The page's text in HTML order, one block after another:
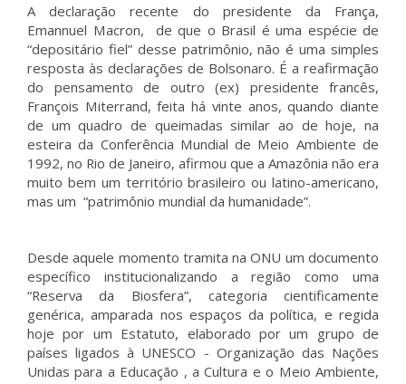
A declaração recente do presidente da França,
Emannuel Macron, de que o Brasil é uma espécie de
“depositário fiel” desse patrimônio, não é uma simples
resposta às declarações de Bolsonaro. É a reafirmação
do pensamento de outro (ex) presidente francês,
François Miterrand, feita há vinte anos, quando diante
de um quadro de queimadas similar ao de hoje, na
esteira da Conferência Mundial de Meio Ambiente de
1992, no Rio de Janeiro, afirmou que a Amazônia não era
muito bem um território brasileiro ou latino-americano,
mas um “patrimônio mundial da humanidade”.
Desde aquele momento tramita na ONU um documento
específico institucionalizando a região como uma
“Reserva da Biosfera”, categoria cientificamente
genérica, amparada nos espaços da política, e regida
hoje por um Estatuto, elaborado por um grupo de
países ligados à UNESCO - Organização das Nações
Unidas para a Educação , a Cultura e o Meio Ambiente,